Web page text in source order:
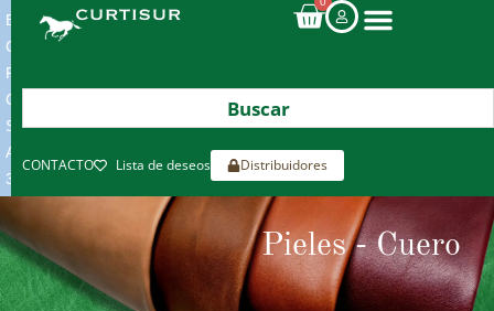
ENVIOS
GRATIS
POR
COMPRAS
SUPERIORES
A
300€*
CONTACTO Lista de deseos Distribuidores
Pieles - Cuero